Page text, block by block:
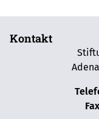
Kontakt